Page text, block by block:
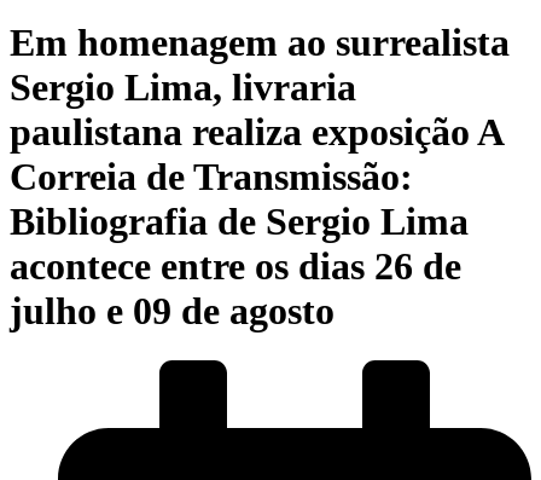
Em homenagem ao surrealista
Sergio Lima, livraria
paulistana realiza exposição A
Correia de Transmissão:
Bibliografia de Sergio Lima
acontece entre os dias 26 de
julho e 09 de agosto